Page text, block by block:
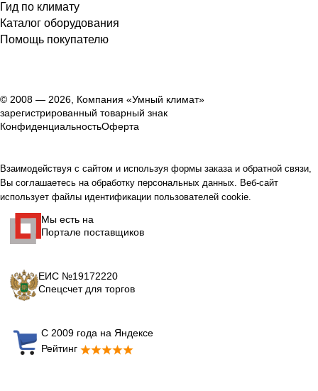
Гид по климату
Каталог оборудования
Помощь покупателю
© 2008 — 2026, Компания «Умный климат»
зарегистрированный товарный знак
КонфиденциальностьОферта
Взаимодействуя с сайтом и используя формы заказа и обратной связи,
Вы соглашаетесь на обработку персональных данных. Веб-сайт
использует файлы идентификации пользователей cookie.
Мы есть на
Портале поставщиков
ЕИС №19172220
Спецсчет для торгов
С 2009 года на Яндексе
Рейтинг